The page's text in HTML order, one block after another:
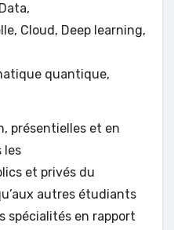
Cloud, Deep learning,
quantique,
présentielles et en
les
et privés du
autres étudiants
spécialités en rapport